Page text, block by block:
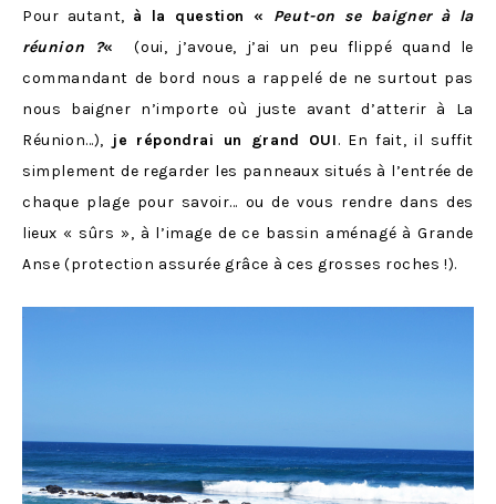
Pour autant, à la question « Peut-on se baigner à la
réunion ?«
(oui, j’avoue, j’ai un peu flippé quand le
commandant de bord nous a rappelé de ne surtout pas
nous baigner n’importe où juste avant d’atterir à La
Réunion…), je répondrai un grand OUI. En fait, il suffit
simplement de regarder les panneaux situés à l’entrée de
chaque plage pour savoir… ou de vous rendre dans des
lieux « sûrs », à l’image de ce bassin aménagé à Grande
Anse (protection assurée grâce à ces grosses roches !).